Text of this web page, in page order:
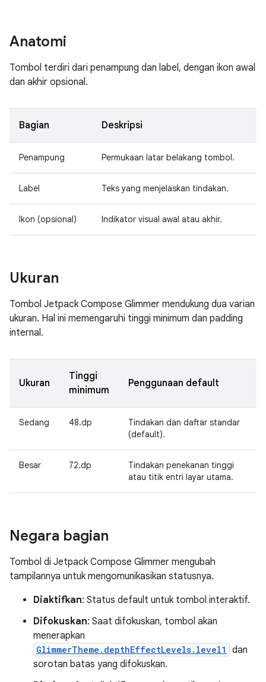
Anatomi
Tombol terdiri dari penampung dan label, dengan ikon awal
dan akhir opsional.
Bagian Deskripsi
Penampung Permukaan latar belakang tombol.
Label Teks yang menjelaskan tindakan.
Ikon (opsional) Indikator visual awal atau akhir.
Ukuran
Tombol Jetpack Compose Glimmer mendukung dua varian
ukuran. Hal ini memengaruhi tinggi minimum dan padding
internal.
Ukuran
Tinggi
minimum
Penggunaan default
Sedang 48.dp
Tindakan dan daftar standar
(default).
Besar 72.dp
Tindakan penekanan tinggi
atau titik entri layar utama.
Negara bagian
Tombol di Jetpack Compose Glimmer mengubah
tampilannya untuk mengomunikasikan statusnya.
Diaktifkan: Status default untuk tombol interaktif.
Difokuskan: Saat difokuskan, tombol akan
menerapkan
GlimmerTheme.depthEffectLevels.level1
dan
sorotan batas yang difokuskan.